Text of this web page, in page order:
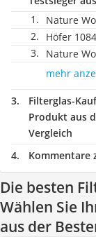
Nature
Höfer
Nature
mehr
Filterglas-
Produkt aus
Vergleich
Kommentare
Die besten
Wählen Sie
aus der